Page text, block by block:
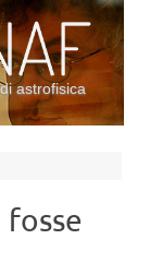
astrofisica
fosse